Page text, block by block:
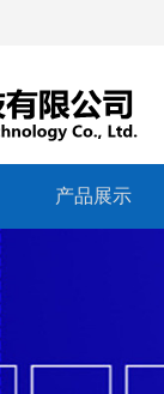
产品展示